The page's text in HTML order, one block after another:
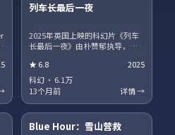
NEW
列车长最后一夜
2025年英国上映的科幻片《列车
长最后一夜》由朴赞郁执导，蒂
腾领衔主演。影片聚焦小人物在
时代洪流中的抉择，细节写实，
人物弧光完整。剧情信息含剧透
保护，建议先观看正片再浏览讨
★6.8
2025
科幻 · 6.1万
13个月前
详情 →
获奖
45集全
Blue Hour：雪山营救